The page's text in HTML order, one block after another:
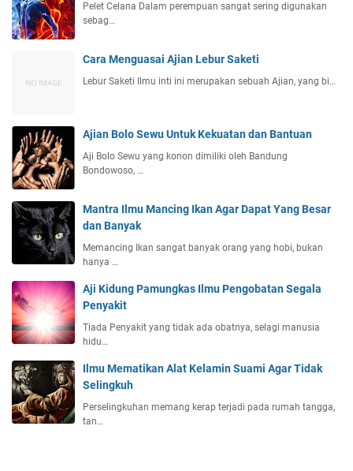
Pelet Celana Dalam perempuan sangat sering digunakan
sebag…
Cara Menguasai Ajian Lebur Saketi
Lebur Saketi Ilmu inti ini merupakan sebuah Ajian, yang bi…
Ajian Bolo Sewu Untuk Kekuatan dan Bantuan
Aji Bolo Sewu yang konon dimiliki oleh Bandung
Bondowoso, …
Mantra Ilmu Mancing Ikan Agar Dapat Yang Besar
dan Banyak
Memancing Ikan sangat banyak orang yang hobi, bukan
hanya …
Aji Kidung Pamungkas Ilmu Pengobatan Segala
Penyakit
Tiada Penyakit yang tidak ada obatnya, selagi manusia
hidu…
Ilmu Mematikan Alat Kelamin Suami Agar Tidak
Selingkuh
Perselingkuhan memang kerap terjadi pada rumah tangga,
tan…